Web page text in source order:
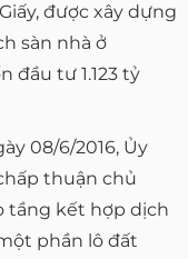
được xây dựng
sàn nhà ở
đầu tư 1.123 tỷ
08/6/2016, Ủy
thuận chủ
tầng kết hợp dịch
phần lô đất